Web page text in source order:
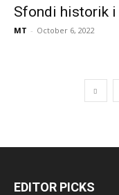
Sfondi historik
MT - October 6, 2022
EDITOR PICKS